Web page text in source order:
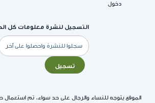
دخول
التسجيل لنشرة معلومات كل
البريد
الإلكتروني
تسجيل
الموقع يتوجه للنساء والرجال على حد سواء. تم